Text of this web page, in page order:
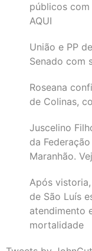
públicos com
AQUI
União e PP
Senado com
Roseana
de Colinas,
Juscelino
da
Maranhão.
Após
de São Luís
atendimento
mortalidade